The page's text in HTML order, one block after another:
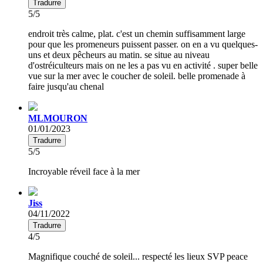
Tradurre
5/5
endroit très calme, plat. c'est un chemin suffisamment large
pour que les promeneurs puissent passer. on en a vu quelques-
uns et deux pêcheurs au matin. se situe au niveau
d'ostréiculteurs mais on ne les a pas vu en activité . super belle
vue sur la mer avec le coucher de soleil. belle promenade à
faire jusqu'au chenal
MLMOURON
01/01/2023
Tradurre
5/5
Incroyable réveil face à la mer
Jiss
04/11/2022
Tradurre
4/5
Magnifique couché de soleil... respecté les lieux SVP peace